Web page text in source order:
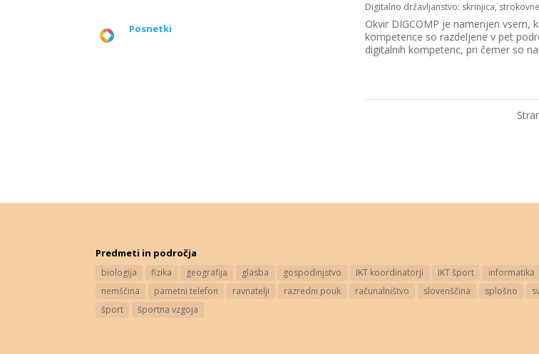
Posnetki
Digitalno državljanstvo: skrinjica,
Okvir DIGCOMP je namenjen vsem,
kompetence so razdeljene v pet
digitalnih kompetenc, pri čemer so
Predmeti in področja
biologija fizika geografija glasba gospodinjstvo IKT koordinatorji IKT šport informatika
nemščina
pametni telefon ravnatelji razredni pouk računalništvo slovenščina splošno
šport
športna vzgoja